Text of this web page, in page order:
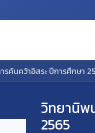
ค้นคว้าอิสระ ปีการศึกษา
วิทยานิพ
2565